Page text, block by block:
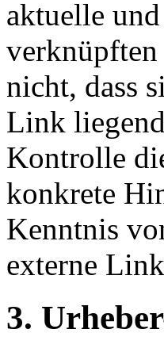
aktuelle
verknüpften
nicht, dass
Link
Kontrolle
konkrete
Kenntnis
externe
3.